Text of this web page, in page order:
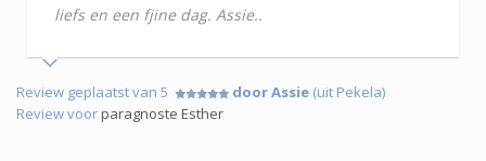
liefs en een fjine dag. Assie..
Review geplaatst van 5 door Assie (uit Pekela)
Review voorparagnoste Esther